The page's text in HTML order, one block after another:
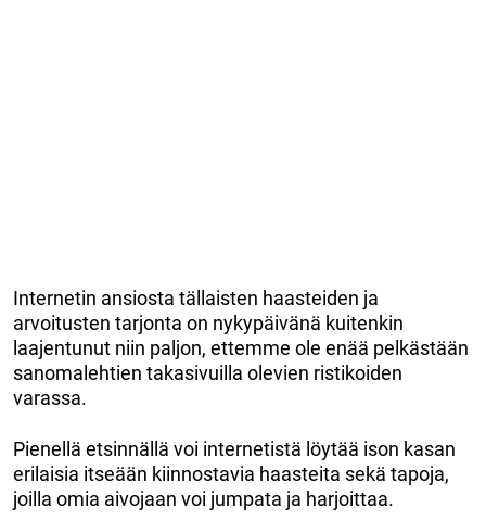
Internetin ansiosta tällaisten haasteiden ja
arvoitusten tarjonta on nykypäivänä kuitenkin
laajentunut niin paljon, ettemme ole enää pelkästään
sanomalehtien takasivuilla olevien ristikoiden
varassa.
Pienellä etsinnällä voi internetistä löytää ison kasan
erilaisia itseään kiinnostavia haasteita sekä tapoja,
joilla omia aivojaan voi jumpata ja harjoittaa.